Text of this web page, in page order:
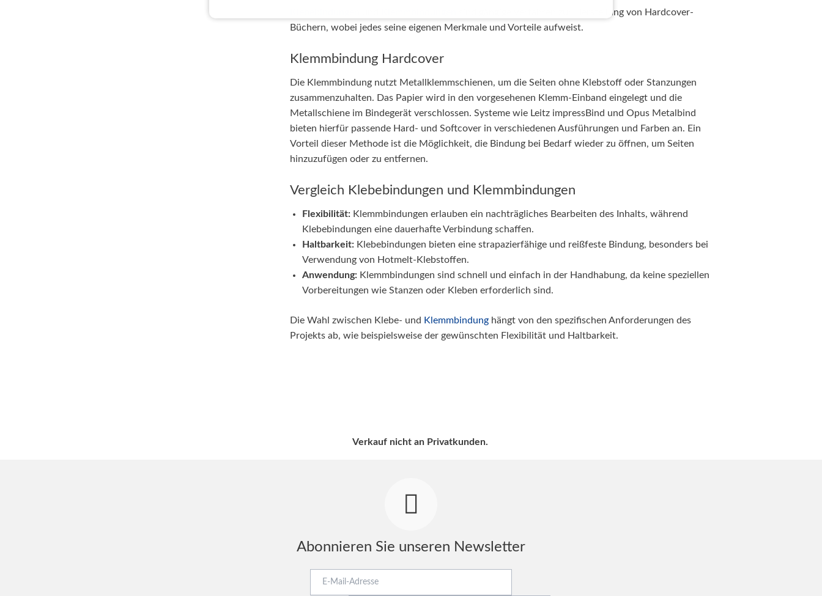
sind gängige Verfahren zur Herstellung von Hardcover-
Büchern, wobei jedes seine eigenen Merkmale und Vorteile aufweist.
Klemmbindung Hardcover
Die Klemmbindung nutzt Metallklemmschienen, um die Seiten ohne Klebstoff oder Stanzungen
zusammenzuhalten. Das Papier wird in den vorgesehenen Klemm-Einband eingelegt und die
Metallschiene im Bindegerät verschlossen. Systeme wie Leitz impressBind und Opus Metalbind
bieten hierfür passende Hard- und Softcover in verschiedenen Ausführungen und Farben an. Ein
Vorteil dieser Methode ist die Möglichkeit, die Bindung bei Bedarf wieder zu öffnen, um Seiten
hinzuzufügen oder zu entfernen.
Vergleich Klebebindungen und Klemmbindungen
Flexibilität: Klemmbindungen erlauben ein nachträgliches Bearbeiten des Inhalts, während
Klebebindungen eine dauerhafte Verbindung schaffen.
Haltbarkeit: Klebebindungen bieten eine strapazierfähige und reißfeste Bindung, besonders bei
Verwendung von Hotmelt-Klebstoffen.
Anwendung: Klemmbindungen sind schnell und einfach in der Handhabung, da keine speziellen
Vorbereitungen wie Stanzen oder Kleben erforderlich sind.
Die Wahl zwischen Klebe- und Klemmbindung hängt von den spezifischen Anforderungen des
Projekts ab, wie beispielsweise der gewünschten Flexibilität und Haltbarkeit.
Verkauf nicht an Privatkunden.
Abonnieren Sie unseren Newsletter